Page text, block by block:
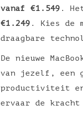
vanaf €1.549 .
€1.249 . Kies de
draagbare
De nieuwe
van jezelf, een
productiviteit
ervaar de kracht